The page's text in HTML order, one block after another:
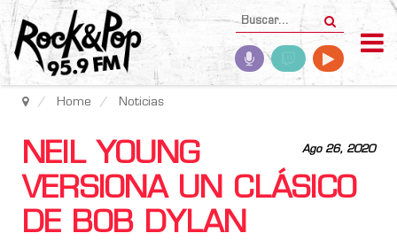
Home Noticias
Ago 26, 2020
NEIL YOUNG
VERSIONA UN CLÁSICO
DE BOB DYLAN